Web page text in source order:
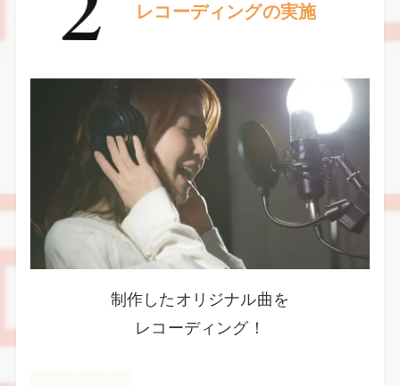
レコーディングの実施
制作したオリジナル曲を
レコーディング！